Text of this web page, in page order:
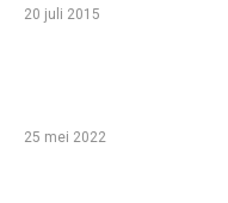
20 juli 2015
25 mei 2022